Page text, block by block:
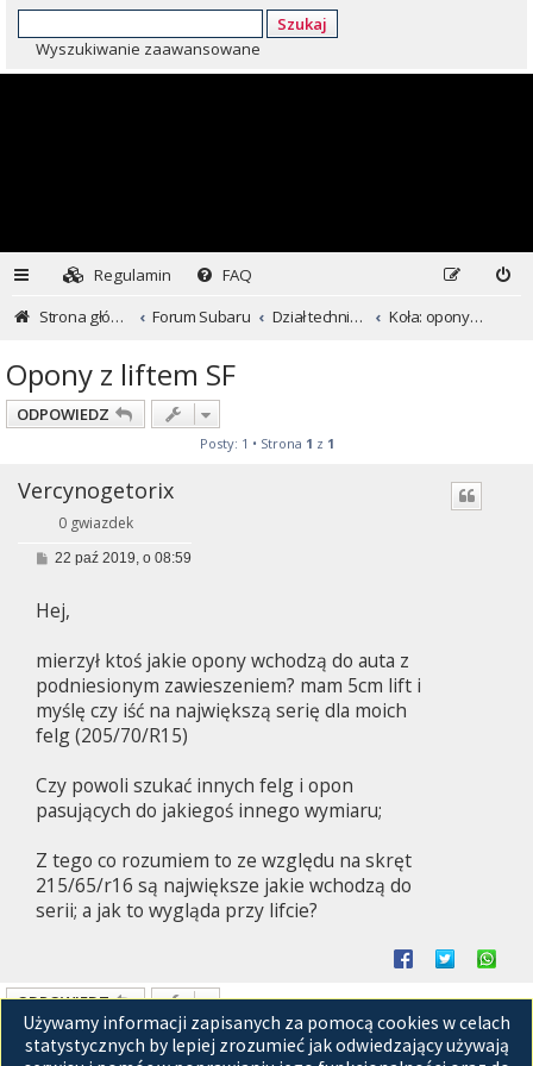
Szukaj
Wyszukiwanie zaawansowane
Regulamin
FAQ
Strona główna
Forum Subaru Dział techniczny ...czyli dla kochających inaczej Koła: opony i felgi
Opony z liftem SF
ODPOWIEDZ
Posty: 1 • Strona 1 z 1
Vercynogetorix
0 gwiazdek
P
t
22 paź 2019, o 08:59
Hej,
mierzył ktoś jakie opony wchodzą do auta z
podniesionym zawieszeniem? mam 5cm lift i
myślę czy iść na największą serię dla moich
felg (205/70/R15)
Czy powoli szukać innych felg i opon
pasujących do jakiegoś innego wymiaru;
Z tego co rozumiem to ze względu na skręt
215/65/r16 są największe jakie wchodzą do
serii; a jak to wygląda przy lifcie?
ODPOWIEDZ
Posty: 1 • Strona 1z1
Używamy informacji zapisanych za pomocą cookies w celach
statystycznych by lepiej zrozumieć jak odwiedzający używają